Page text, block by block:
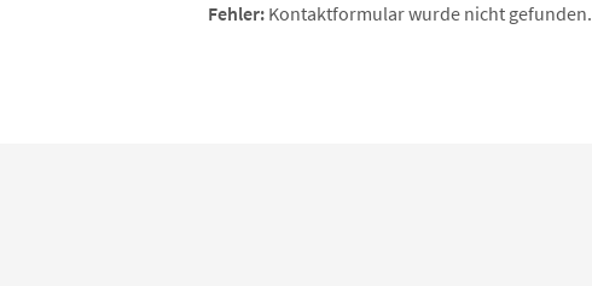
Fehler: Kontaktformular wurde nicht gefunden.